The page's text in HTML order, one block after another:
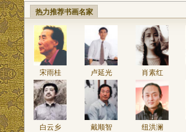
热力推荐书画名家
宋雨桂 卢延光 肖素红
白云乡 戴顺智 纽洪澜